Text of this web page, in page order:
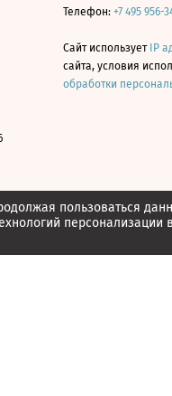
пользоваться
персонализации в
Телефон: +7 495 956-
Сайт использует IP
сайта, условия
обработки